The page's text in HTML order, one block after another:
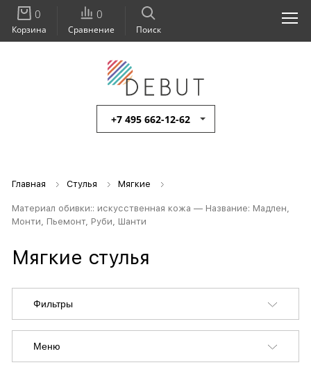
+7 495 662-12-62
Поиск
0
Сравнение
0
Корзина
Главная Стулья Мягкие
Материал обивки:: искусственная кожа — Название: Мадлен,
Монти, Пьемонт, Руби, Шанти
Мягкие стулья
Фильтры
Меню